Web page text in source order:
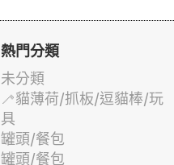
熱門分類
未分類
🦯貓薄荷/抓板/逗貓棒/玩
具
罐頭/餐包
罐頭/餐包